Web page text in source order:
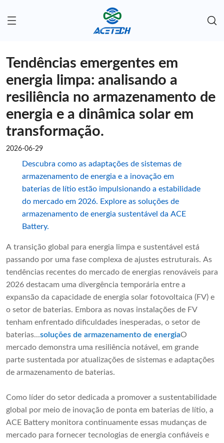
Tendências emergentes em
energia limpa: analisando a
resiliência no armazenamento de
energia e a dinâmica solar em
transformação.
2026-06-29
Descubra como as adaptações de sistemas de
armazenamento de energia e a inovação em
baterias de lítio estão impulsionando a estabilidade
do mercado em 2026. Explore as soluções de
armazenamento de energia sustentável da ACE
Battery.
A transição global para energia limpa e sustentável está
passando por uma fase complexa de ajustes estruturais. As
tendências recentes do mercado de energias renováveis ​​para
2026 destacam uma divergência temporária entre a
expansão da capacidade de energia solar fotovoltaica (FV) e
o setor de baterias. Embora as novas instalações de FV
tenham enfrentado dificuldades inesperadas, o setor de
baterias...soluções de armazenamento de energiaO
mercado demonstra uma resiliência notável, em grande
parte sustentada por atualizações de sistemas e adaptações
de armazenamento de baterias.
Como líder do setor dedicada a promover a sustentabilidade
global por meio de inovação de ponta em baterias de lítio, a
ACE Battery monitora continuamente essas mudanças de
mercado para fornecer tecnologias de energia confiáveis ​​e